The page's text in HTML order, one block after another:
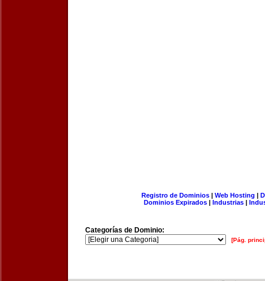
Registro de Dominios| Web Hosting |
Dominios Expirados | Industrias |
Categorías de Dominio:
[Pág.